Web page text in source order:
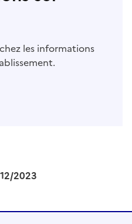
les informations
2023